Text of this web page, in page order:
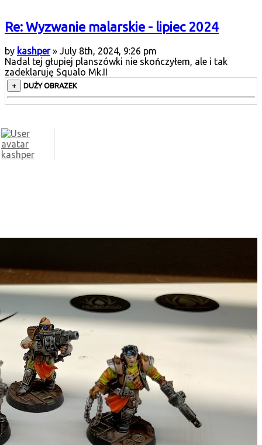
Re: Wyzwanie malarskie - lipiec 2024
by kashper» July 8th, 2024, 9:26 pm
Nadal tej głupiej planszówki nie skończyłem, ale i tak
zadeklaruję Squalo Mk.II
DUŻY OBRAZEK
kashper